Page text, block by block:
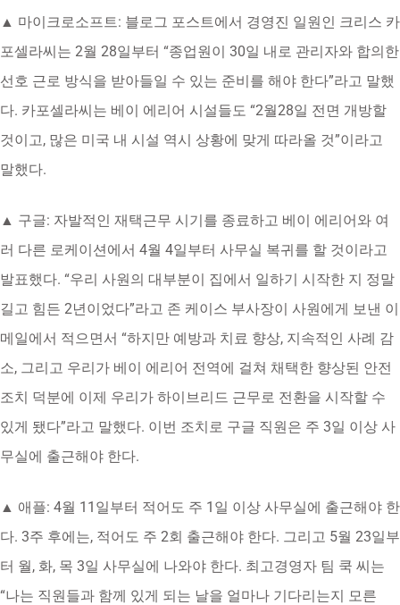
▲ 마이크로소프트: 블로그 포스트에서 경영진 일원인 크리스 카
포셀라씨는 2월 28일부터 “종업원이 30일 내로 관리자와 합의한
선호 근로 방식을 받아들일 수 있는 준비를 해야 한다”라고 말했
다. 카포셀라씨는 베이 에리어 시설들도 “2월28일 전면 개방할
것이고, 많은 미국 내 시설 역시 상황에 맞게 따라올 것”이라고
말했다.
▲ 구글: 자발적인 재택근무 시기를 종료하고 베이 에리어와 여
러 다른 로케이션에서 4월 4일부터 사무실 복귀를 할 것이라고
발표했다. “우리 사원의 대부분이 집에서 일하기 시작한 지 정말
길고 힘든 2년이었다”라고 존 케이스 부사장이 사원에게 보낸 이
메일에서 적으면서 “하지만 예방과 치료 향상, 지속적인 사례 감
소, 그리고 우리가 베이 에리어 전역에 걸쳐 채택한 향상된 안전
조치 덕분에 이제 우리가 하이브리드 근무로 전환을 시작할 수
있게 됐다”라고 말했다. 이번 조치로 구글 직원은 주 3일 이상 사
무실에 출근해야 한다.
▲ 애플: 4월 11일부터 적어도 주 1일 이상 사무실에 출근해야 한
다. 3주 후에는, 적어도 주 2회 출근해야 한다. 그리고 5월 23일부
터 월, 화, 목 3일 사무실에 나와야 한다. 최고경영자 팀 쿡 씨는
“나는 직원들과 함께 있게 되는 날을 얼마나 기다리는지 모른